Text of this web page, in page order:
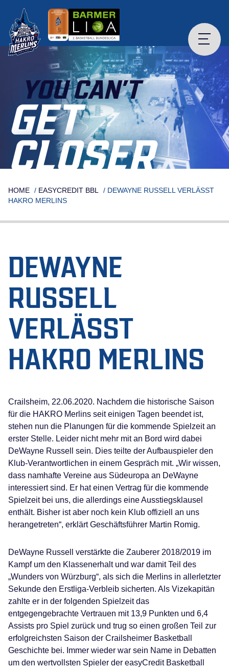
content
YOU CAN’T
GET
CLOSER
HOME / EASYCREDIT BBL / DEWAYNE RUSSELL VERLÄSST
HAKRO MERLINS
DEWAYNE
RUSSELL
VERLÄSST
HAKRO MERLINS
Crailsheim, 22.06.2020. Nachdem die historische Saison
für die HAKRO Merlins seit einigen Tagen beendet ist,
stehen nun die Planungen für die kommende Spielzeit an
erster Stelle. Leider nicht mehr mit an Bord wird dabei
DeWayne Russell sein. Dies teilte der Aufbauspieler den
Klub-Verantwortlichen in einem Gespräch mit. „Wir wissen,
dass namhafte Vereine aus Südeuropa an DeWayne
interessiert sind. Er hat einen Vertrag für die kommende
Spielzeit bei uns, die allerdings eine Ausstiegsklausel
enthält. Bisher ist aber noch kein Klub offiziell an uns
herangetreten“, erklärt Geschäftsführer Martin Romig.
DeWayne Russell verstärkte die Zauberer 2018/2019 im
Kampf um den Klassenerhalt und war damit Teil des
„Wunders von Würzburg“, als sich die Merlins in allerletzter
Sekunde den Erstliga-Verbleib sicherten. Als Vizekapitän
zahlte er in der folgenden Spielzeit das
entgegengebrachte Vertrauen mit 13,9 Punkten und 6,4
Assists pro Spiel zurück und trug so einen großen Teil zur
erfolgreichsten Saison der Crailsheimer Basketball
Geschichte bei. Immer wieder war sein Name in Debatten
um den wertvollsten Spieler der easyCredit Basketball